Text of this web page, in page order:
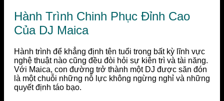
Hành Trình Chinh Phục Đỉnh Cao
Của DJ Maica
Hành trình để khẳng định tên tuổi trong bất kỳ lĩnh vực
nghệ thuật nào cũng đều đòi hỏi sự kiên trì và tài năng.
Với Maica, con đường trở thành một DJ được săn đón
là một chuỗi những nỗ lực không ngừng nghỉ và những
quyết định táo bạo.